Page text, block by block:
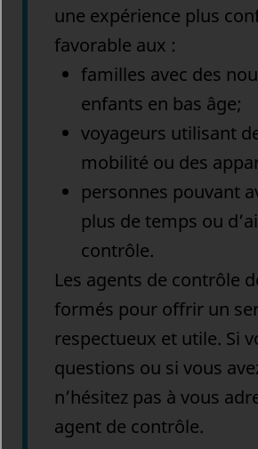
une expérience plus
favorable aux :
familles avec des
enfants en bas âge;
voyageurs utilisant
mobilité ou des
personnes pouvant
plus de temps ou
contrôle.
Les agents de contrôle
formés pour offrir un
respectueux et utile. Si
questions ou si vous
n’hésitez pas à vous
agent de contrôle.